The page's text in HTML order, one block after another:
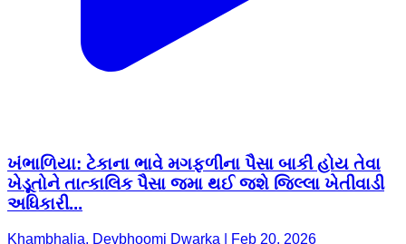
ખંભાળિયા: ટેકાના ભાવે મગફળીના પૈસા બાકી હોય તેવા
ખેડૂતોને તાત્કાલિક પૈસા જમા થઈ જશે જિલ્લા ખેતીવાડી
અધિકારી...
Khambhalia, Devbhoomi Dwarka | Feb 20, 2026